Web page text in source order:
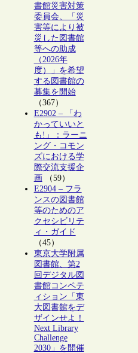
書館災害対策
委員会、「災
害等により被
災した図書館
等への助成
（2026年
度）」を希望
する図書館の
募集を開始
（367）
E2902 – 「わ
かっていいと
も!」：ラーニ
ング・コモン
ズにおける学
際交流支援企
画（59）
E2904 – フラ
ンスの図書館
等のためのア
クセシビリテ
ィ・ガイド
（45）
東京大学附属
図書館、第2
回デジタル図
書館コンペテ
ィション「東
大図書館をデ
ザインせよ！
Next Library
Challenge
2030」を開催